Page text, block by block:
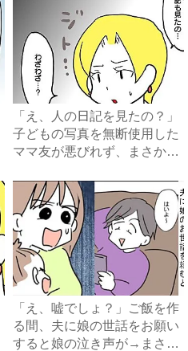
「え、人の日記を見たの？」
子どもの写真を無断使用した
ママ友が悪びれず、まさか
「え、嘘でしょ？」ご飯を作
る間、夫に娘の世話をお願い
すると娘の泣き声が→まさか